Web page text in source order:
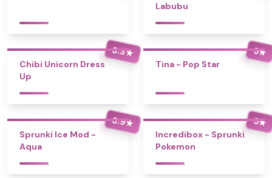
Labubu
3.3★
Chibi Unicorn Dress
Up
5★
Tina - Pop Star
3.9★
Sprunki Ice Mod -
Aqua
5★
Incredibox - Sprunki
Pokemon